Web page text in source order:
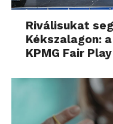
Riválisukat
Kékszalagon:
KPMG Fair